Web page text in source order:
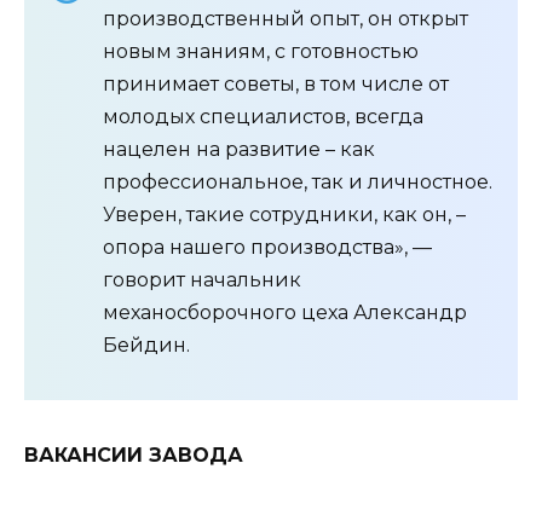
производственный опыт, он открыт
новым знаниям, с готовностью
принимает советы, в том числе от
молодых специалистов, всегда
нацелен на развитие – как
профессиональное, так и личностное.
Уверен, такие сотрудники, как он, –
опора нашего производства», —
говорит начальник
механосборочного цеха Александр
Бейдин.
ВАКАНСИИ ЗАВОДА